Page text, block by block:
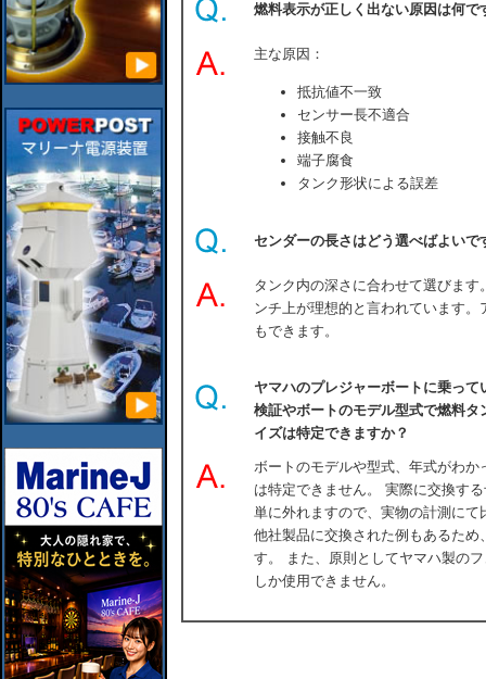
燃料表示が正しく出ない原因は何で
主な原因：
抵抗値不一致
センサー長不適合
接触不良
端子腐食
タンク形状による誤差
センダーの長さはどう選べばよいで
タンク内の深さに合わせて選びま
ンチ上が理想的と言われています
もできます。
ヤマハのプレジャーボートに乗っ
検証やボートのモデル型式で燃料
イズは特定できますか？
ボートのモデルや型式、年式がわ
は特定できません。 実際に交換す
単に外れますので、実物の計測に
他社製品に交換された例もあるた
す。 また、原則としてヤマハ製の
しか使用できません。